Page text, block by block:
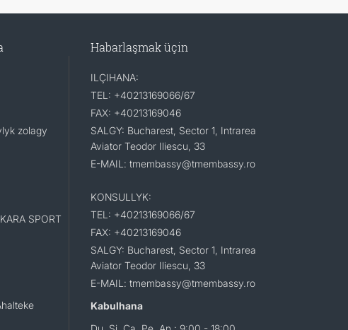
zolagy
SPORT
Habarlaşmak üçin
ILÇIHANA:
TEL: +40213169066/67
FAX: +40213169046
SALGY: Bucharest, Sector 1, Intrarea
Aviator Teodor Iliescu, 33
E-MAIL: tmembassy@tmembassy.ro
KONSULLYK:
TEL: +40213169066/67
FAX: +40213169046
SALGY: Bucharest, Sector 1, Intrarea
Aviator Teodor Iliescu, 33
E-MAIL: tmembassy@tmembassy.ro
Kabulhana